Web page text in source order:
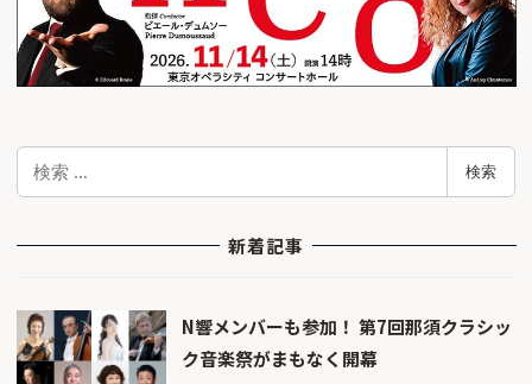
検索
新着記事
N響メンバーも参加！ 第7回那須クラシッ
ク音楽祭がまもなく開幕